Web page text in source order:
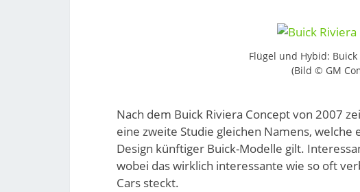
Flügel und Hybid:
(Bild © GM
Nach dem Buick Riviera Concept von 2007
eine zweite Studie gleichen Namens, welche
Design künftiger Buick-Modelle gilt.
wobei das wirklich interessante wie so oft
Cars steckt.